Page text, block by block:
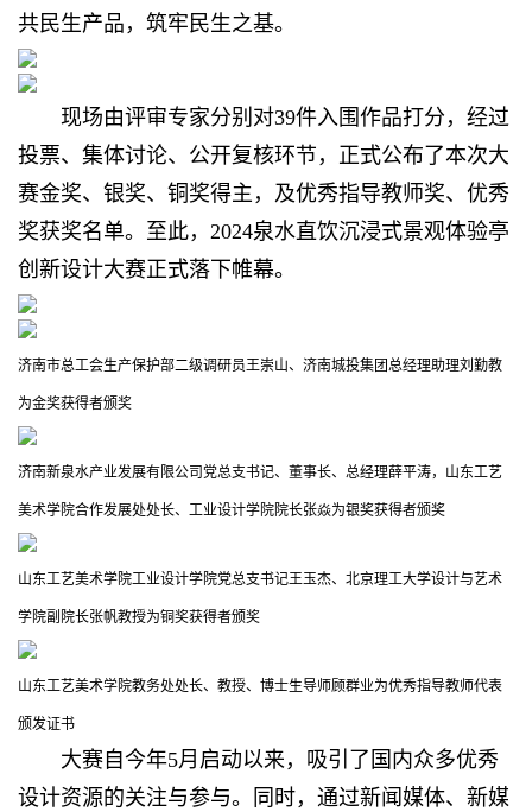
共民生产品，筑牢民生之基。
现场由评审专家分别对39件入围作品打分，经过
投票、集体讨论、公开复核环节，正式公布了本次大
赛金奖、银奖、铜奖得主，及优秀指导教师奖、优秀
奖获奖名单。至此，2024泉水直饮沉浸式景观体验亭
创新设计大赛正式落下帷幕。
济南市总工会生产保护部二级调研员王崇山、济南城投集团总经理助理刘勤教
为金奖获得者颁奖
济南新泉水产业发展有限公司党总支书记、董事长、总经理薛平涛，山东工艺
美术学院合作发展处处长、工业设计学院院长张焱为银奖获得者颁奖
山东工艺美术学院工业设计学院党总支书记王玉杰、北京理工大学设计与艺术
学院副院长张帆教授为铜奖获得者颁奖
山东工艺美术学院教务处处长、教授、博士生导师顾群业为优秀指导教师代表
颁发证书
大赛自今年5月启动以来，吸引了国内众多优秀
设计资源的关注与参与。同时，通过新闻媒体、新媒